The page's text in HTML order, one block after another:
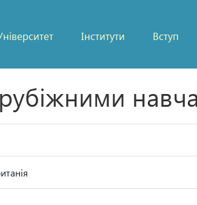
Інститути Вступ